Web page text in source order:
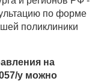
по форме
поликлиники
на
у можно